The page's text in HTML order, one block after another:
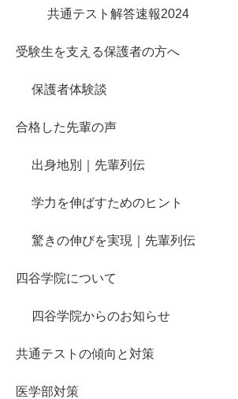
共通テスト解答速報2024
受験生を支える保護者の方へ
保護者体験談
合格した先輩の声
出身地別｜先輩列伝
学力を伸ばすためのヒント
驚きの伸びを実現｜先輩列伝
四谷学院について
四谷学院からのお知らせ
共通テストの傾向と対策
医学部対策